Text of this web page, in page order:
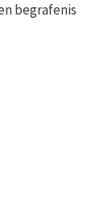
begrafenis